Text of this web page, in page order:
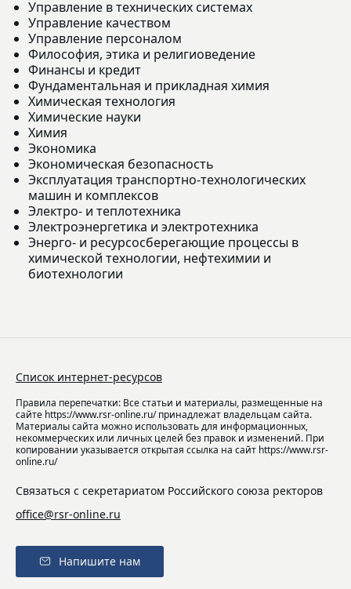
Управление в технических системах
Управление качеством
Управление персоналом
Философия, этика и религиоведение
Финансы и кредит
Фундаментальная и прикладная химия
Химическая технология
Химические науки
Химия
Экономика
Экономическая безопасность
Эксплуатация транспортно-технологических
машин и комплексов
Электро- и теплотехника
Электроэнергетика и электротехника
Энерго- и ресурсосберегающие процессы в
химической технологии, нефтехимии и
биотехнологии
Список интернет-ресурсов
Правила перепечатки: Все статьи и материалы, размещенные на
сайте https://www.rsr-online.ru/ принадлежат владельцам сайта.
Материалы сайта можно использовать для информационных,
некоммерческих или личных целей без правок и изменений. При
копировании указывается открытая ссылка на сайт https://www.rsr-
online.ru/
Связаться с секретариатом Российского союза ректоров
office@rsr-online.ru
Напишите нам